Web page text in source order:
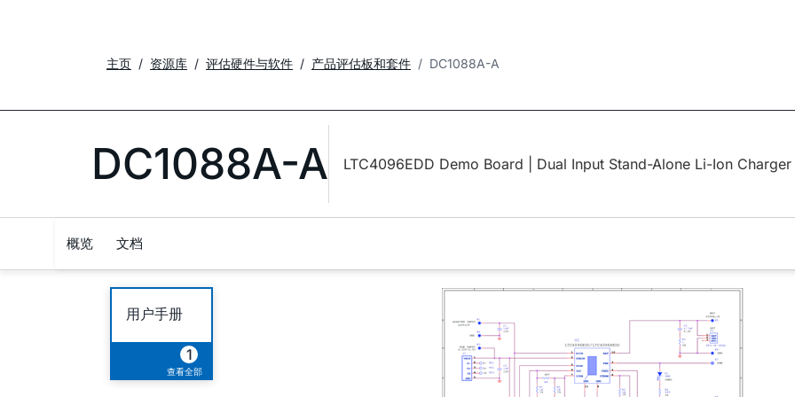
主页 资源库 评估硬件与软件 产品评估板和套件 DC1088A-A
DC1088A-A LTC4096EDD Demo Board | Dual Input Stand-Alone Li-Ion Charger
概览 文档
用户手册
1
查看全部